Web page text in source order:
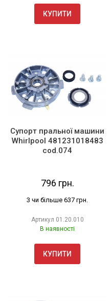
КУПИТИ
Супорт пральної машини
Whirlpool 481231018483
cod.074
796 грн.
3 чи більше 637 грн.
Артикул 01.20.010
В наявності
КУПИТИ